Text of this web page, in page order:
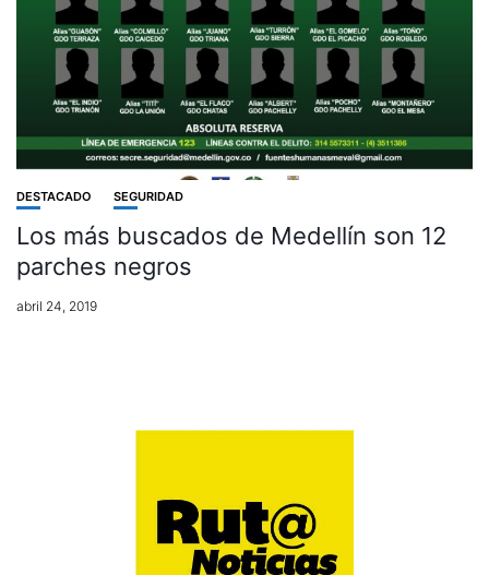
DESTACADO SEGURIDAD
Los más buscados de Medellín son 12
parches negros
abril 24, 2019